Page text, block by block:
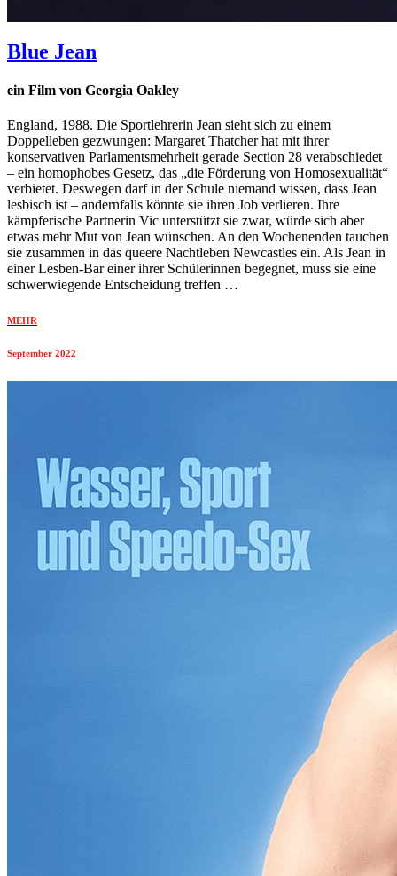
Blue Jean
ein Film von Georgia Oakley
England, 1988. Die Sportlehrerin Jean sieht sich zu einem
Doppelleben gezwungen: Margaret Thatcher hat mit ihrer
konservativen Parlamentsmehrheit gerade Section 28 verabschiedet
– ein homophobes Gesetz, das „die Förderung von Homosexualität“
verbietet. Deswegen darf in der Schule niemand wissen, dass Jean
lesbisch ist – andernfalls könnte sie ihren Job verlieren. Ihre
kämpferische Partnerin Vic unterstützt sie zwar, würde sich aber
etwas mehr Mut von Jean wünschen. An den Wochenenden tauchen
sie zusammen in das queere Nachtleben Newcastles ein. Als Jean in
einer Lesben-Bar einer ihrer Schülerinnen begegnet, muss sie eine
schwerwiegende Entscheidung treffen …
MEHR
September 2022